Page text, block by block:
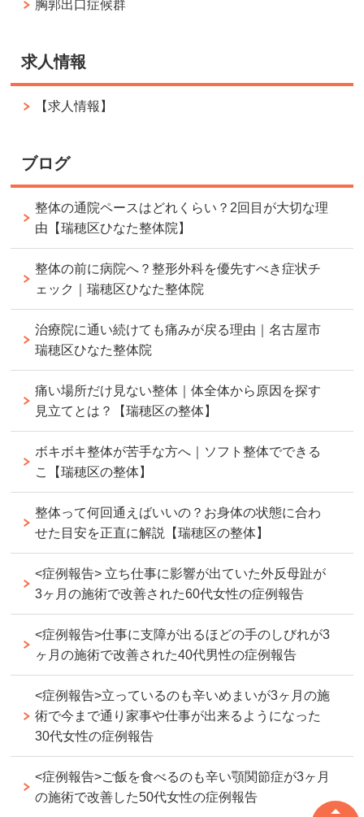
胸郭出口症候群
求人情報
【求人情報】
ブログ
整体の通院ペースはどれくらい？2回目が大切な理
由【瑞穂区ひなた整体院】
整体の前に病院へ？整形外科を優先すべき症状チ
ェック｜瑞穂区ひなた整体院
治療院に通い続けても痛みが戻る理由｜名古屋市
瑞穂区ひなた整体院
痛い場所だけ見ない整体｜体全体から原因を探す
見立てとは？【瑞穂区の整体】
ボキボキ整体が苦手な方へ｜ソフト整体でできる
こ【瑞穂区の整体】
整体って何回通えばいいの？お身体の状態に合わ
せた目安を正直に解説【瑞穂区の整体】
<症例報告> 立ち仕事に影響が出ていた外反母趾が
3ヶ月の施術で改善された60代女性の症例報告
<症例報告>仕事に支障が出るほどの手のしびれが3
ヶ月の施術で改善された40代男性の症例報告
<症例報告>立っているのも辛いめまいが3ヶ月の施
術で今まで通り家事や仕事が出来るようになった
30代女性の症例報告
<症例報告>ご飯を食べるのも辛い顎関節症が3ヶ月
の施術で改善した50代女性の症例報告